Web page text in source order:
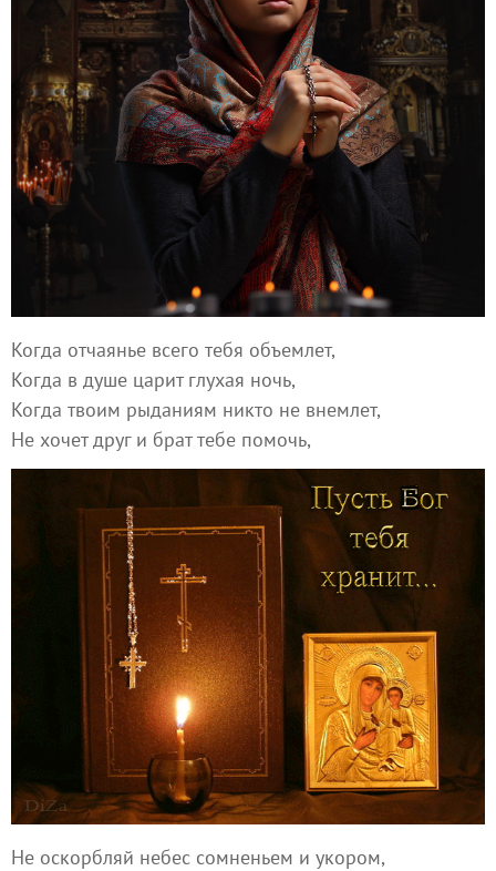
Когда отчаянье всего тебя объемлет,
Когда в душе царит глухая ночь,
Когда твоим рыданиям никто не внемлет,
Не хочет друг и брат тебе помочь,
Не оскорбляй небес сомненьем и укором,